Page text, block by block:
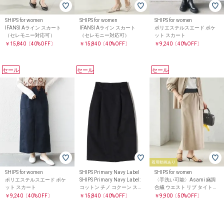
SHIPS for women
IFANSI Aライン スカート
（セレモニー対応可）
￥15,840〔40%OFF〕
SHIPS for women
IFANSI Aライン スカート
（セレモニー対応可）
￥15,840 〔40%OFF〕
SHIPS for women
ポリエステルスエード ポケ
ット スカート
￥9,240〔40%OFF〕
セール
SHIPS for women
ポリエステルスエード ポケ
ット スカート
￥9,240〔40%OFF〕
セール
SHIPS Primary Navy Label
SHIPS Primary Navy Label:
コットン チノ コクーン スカ
ート:
￥15,840 〔40%OFF〕
セール
着用動画あり
SHIPS for women
〈手洗い可能〉Asami 麻調
合繊 ウエスト リブ タイト ス
カート
￥9,900〔50%OFF〕